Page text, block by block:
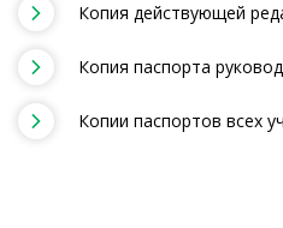
Копия действующей
Копия паспорта
Копии паспортов всех